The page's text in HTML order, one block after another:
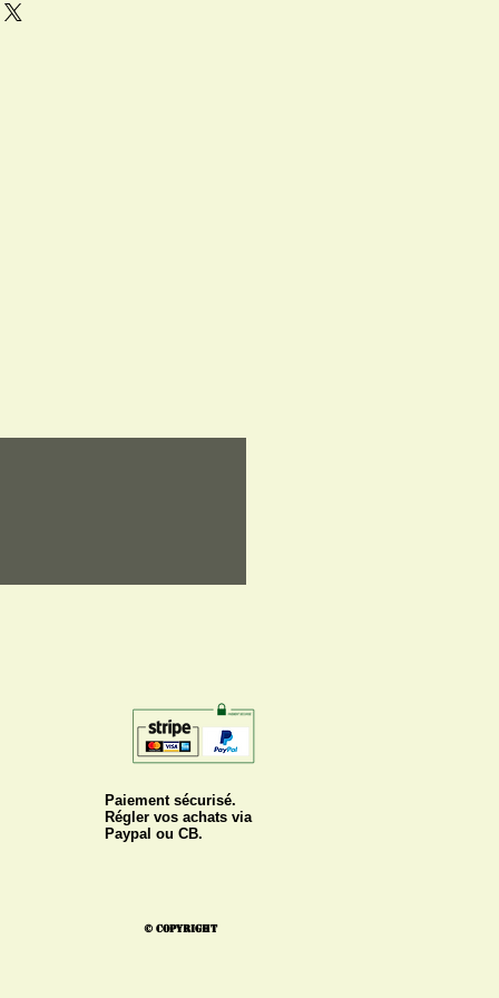
Paiement sécurisé.
Régler vos achats via
Paypal ou CB.
© Copyright